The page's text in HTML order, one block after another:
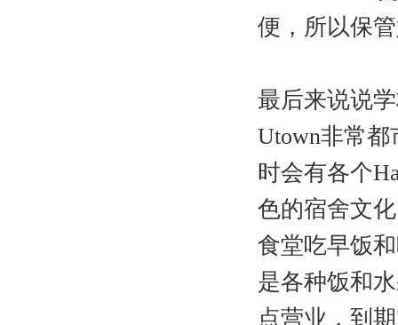
便，所以保
最后来说说
Utown非常
时会有各个
色的宿舍文
食堂吃早饭
是各种饭和
点营业，到